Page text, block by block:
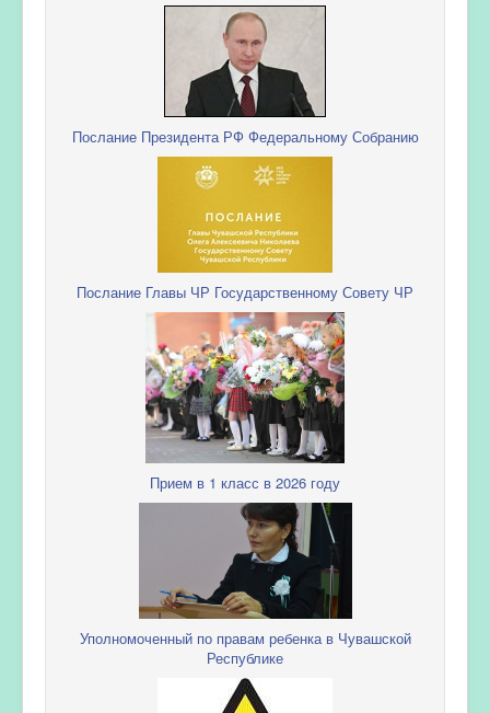
Послание Президента РФ Федеральному Собранию
Послание Главы ЧР Государственному Совету ЧР
Прием в 1 класс в 2026 году
Уполномоченный по правам ребенка в Чувашской
Республике